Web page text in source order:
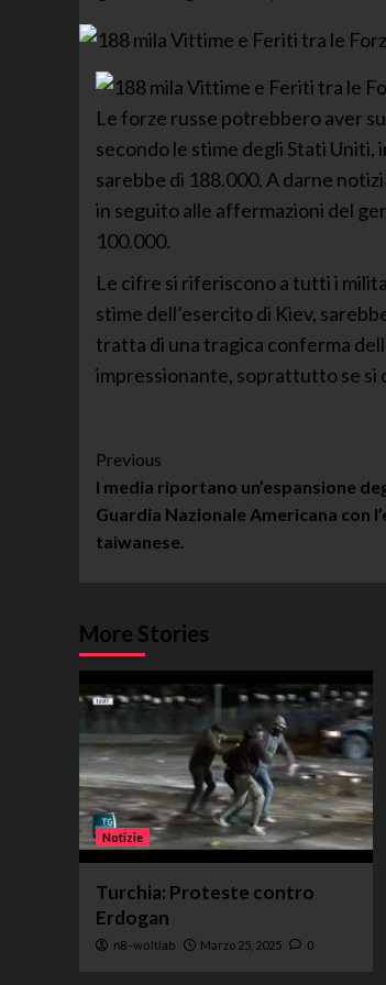
Le forze russe potrebbero aver
secondo le stime degli Stati
sarebbe di 188.000. A darne
in seguito alle affermazioni del
100.000.
Le cifre si riferiscono a tutti i
stime dell’esercito di Kiev,
tratta di una tragica conferma
impressionante, soprattutto se si
Post
Navigation
Previous
I media riportano un’espansione
Guardia Nazionale Americana con
taiwanese.
More Stories
Notizie
Turchia: Proteste contro
Erdogan
n8-woltlab Marzo 25, 2025 0